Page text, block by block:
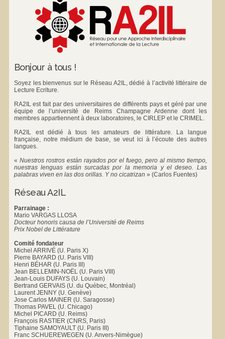
Bonjour à tous !
Soyez les bienvenus sur le Réseau A2IL, dédié à l’activité littéraire de
Lecture Ecriture.
RA2IL est fait par des universitaires de différents pays et géré par une
équipe de l’université de Reims Champagne Ardenne dont les
membres appartiennent à deux laboratoires, le CIRLEPet le CRIMEL.
RA2IL est dédié à tous les amateurs de littérature. La langue
française, notre médium de base, se veut ici à l’écoute des autres
langues.
« Nuestros rostros están rayados por el fuego, pero al mismo tiempo,
nuestras lenguas están surcadas por la memoria y el deseo. Las
palabras viven en las dos orillas. Y no cicatrizan » (Carlos Fuentes)
Réseau A2IL
Parrainage :
Mario VARGAS LLOSA
Docteur honoris causa de l’Université de Reims
Prix Nobel de Littérature
Comité fondateur
Michel ARRIVÉ (U. Paris X)
Pierre BAYARD (U. Paris VIII)
Henri BÉHAR (U. Paris III)
Jean BELLEMIN-NOËL (U. Paris VIII)
Jean-Louis DUFAYS (U. Louvain)
Bertrand GERVAIS (U. du Québec, Montréal)
Laurent JENNY (U. Genève)
Jose Carlos MAINER (U. Saragosse)
Thomas PAVEL (U. Chicago)
Michel PICARD (U. Reims)
François RASTIER (CNRS, Paris)
Tiphaine SAMOYAULT (U. Paris III)
Franc SCHUEREWEGEN (U. Anvers-Nimègue)